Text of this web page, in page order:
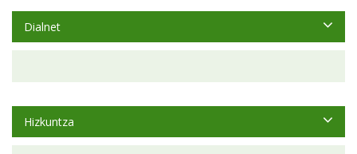
Dialnet
Hizkuntza